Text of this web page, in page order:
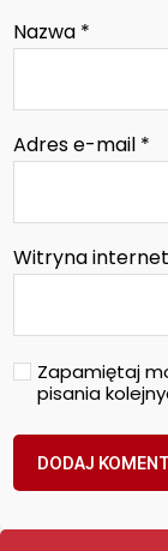
Nazwa *
Adres e-mail *
Witryna
Zapamiętaj
pisania